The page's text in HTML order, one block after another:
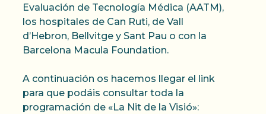
Evaluación de Tecnología Médica (AATM),
los hospitales de Can Ruti, de Vall
d’Hebron, Bellvitge y Sant Pau o con la
Barcelona Macula Foundation.
A continuación os hacemos llegar el link
para que podáis consultar toda la
programación de «La Nit de la Visió»: